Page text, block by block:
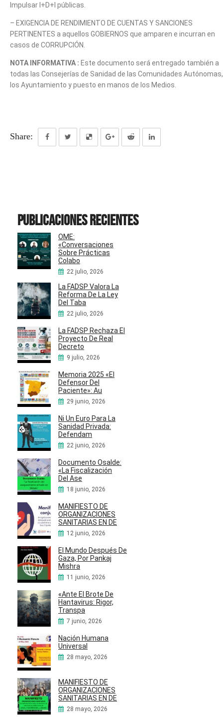
Impulsar I+D+I públicas.
– EXIGENCIA DE RENDIMIENTO DE CUENTAS Y SANCIONES
PERTINENTES a aquellos GOBIERNOS que amparen e incurran en
casos de CORRUPCIÓN.
NOTA INFORMATIVA : Este documento será entregado también a
todas las Consejerías de Sanidad de las Comunidades
los Ayuntamiento y puesto en manos de los Medios.
Share:
Publicaciones recientes
OME:
«Conversaciones
Sobre Prácticas
Colabo
22 julio, 2026
La FADSP Valora La
Reforma De La Ley
Del Taba
22 julio, 2026
La FADSP Rechaza El
Proyecto De Real
Decreto
9 julio, 2026
Memoria 2025 «El
Defensor Del
Paciente»: Au
29 junio, 2026
Ni Un Euro Para La
Sanidad Privada:
Defendam
22 junio, 2026
Documento Osalde:
«La Fiscalización
Del Ase
18 junio, 2026
MANIFIESTO DE
ORGANIZACIONES
SANITARIAS EN DE
12 junio, 2026
El Mundo Después De
Gaza, Por Pankaj
Mishra
11 junio, 2026
«Ante El Brote De
Hantavirus: Rigor,
Transpa
7 junio, 2026
Nación Humana
Universal
28 mayo, 2026
MANIFIESTO DE
ORGANIZACIONES
SANITARIAS EN DE
28 mayo, 2026